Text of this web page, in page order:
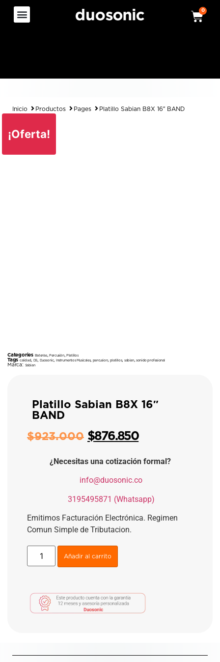
0
Inicio Productos Pages Platillo Sabian B8X 16″ BAND
¡Oferta!
Categories Baterías,Percusión,Platillos
Tags calidad DS Duosonic,Instrumentos Musicales, percusion, platillos, sabian,sonido profesional
Marca: Sabian
Platillo Sabian B8X 16″
BAND
$923.000 $876.850
¿Necesitas una cotización formal?
info@duosonic.co
3195495871 (Whatsapp)
Emitimos Facturación Electrónica. Regimen
Comun Simple de Tributacion.
Añadir al carrito